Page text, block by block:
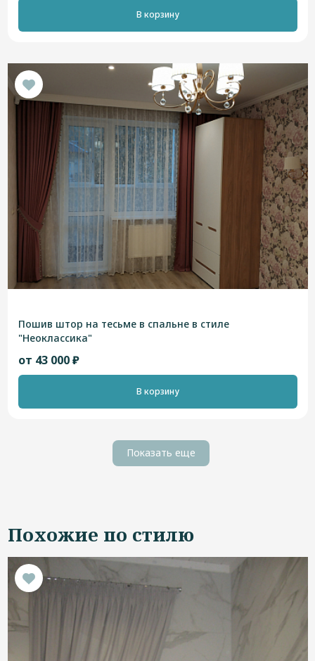
В корзину
Пошив штор на тесьме в спальне в стиле
"Неоклассика"
от 43 000 ₽
В корзину
Показать еще
Похожие по стилю